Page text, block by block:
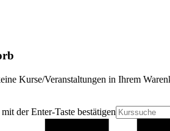
Kurse/Veranstaltungen in Ihrem
der Enter-Taste bestätigen